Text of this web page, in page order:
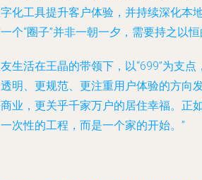
化工具提升客户体验，并持续深化本
个“圈子”并非一朝一夕，需要持之以恒
生活在王晶的带领下，以“699”为支
明、更规范、更注重用户体验的方向
业，更关乎千家万户的居住幸福。正
次性的工程，而是一个家的开始。”